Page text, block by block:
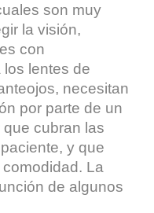
son muy
la visión,
con
lentes de
necesitan
por parte de un
cubran las
y que
La
de algunos